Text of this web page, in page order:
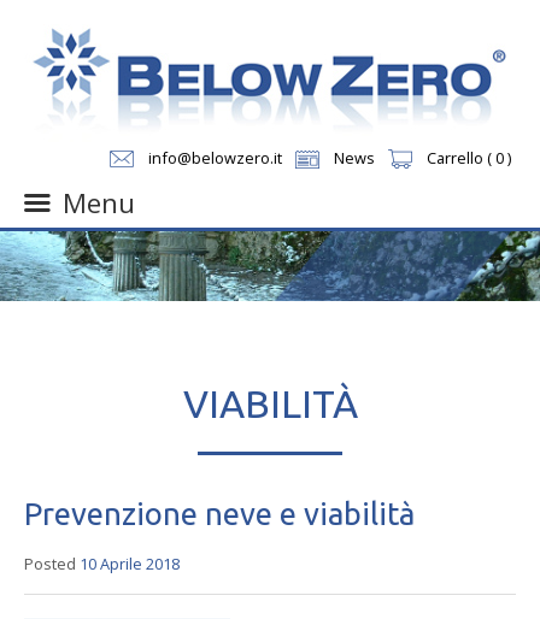
info@belowzero.it News Carrello ( 0 )
Menu
Skip
to
content
VIABILITÀ
Prevenzione neve e viabilità
Posted 10 Aprile 2018